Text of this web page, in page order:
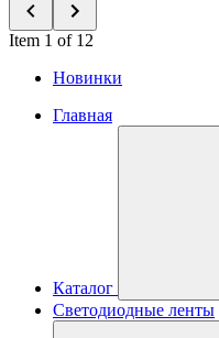
Item 1 of 12
Новинки
Главная
Каталог
Светодиодные ленты